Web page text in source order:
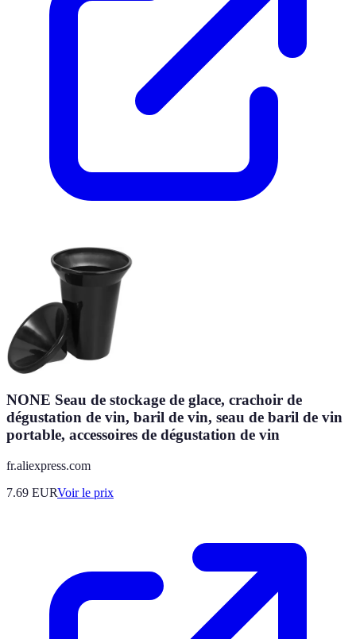
NONE Seau de stockage de glace, crachoir de
dégustation de vin, baril de vin, seau de baril de vin
portable, accessoires de dégustation de vin
fr.aliexpress.com
7.69 EURVoir le prix